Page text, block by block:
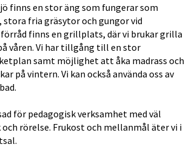
finns en stor äng som fungerar som
stora fria gräsytor och gungor vid
förråd finns en grillplats, där vi brukar grilla
våren. Vi har tillgång till en stor
samt möjlighet att åka madrass och
på vintern. Vi kan också använda oss av
för pedagogisk verksamhet med väl
rörelse. Frukost och mellanmål äter vi i